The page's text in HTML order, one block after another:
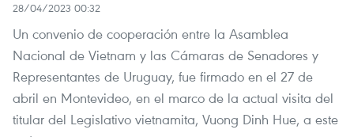
28/04/2023 00:32
Un convenio de cooperación entre la Asamblea
Nacional de Vietnam y las Cámaras de Senadores y
Representantes de Uruguay, fue firmado en el 27 de
abril en Montevideo, en el marco de la actual visita del
titular del Legislativo vietnamita, Vuong Dinh Hue, a este